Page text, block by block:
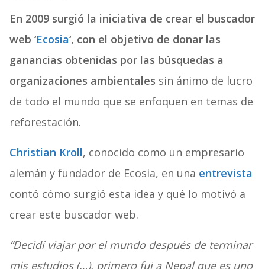
En 2009 surgió la iniciativa de crear el buscador
web ‘Ecosia‘, con el objetivo de donar las
ganancias obtenidas por las búsquedas a
organizaciones ambientales sin ánimo de lucro
de todo el mundo que se enfoquen en temas de
reforestación.
Christian Kroll, conocido como un empresario
alemán y fundador de Ecosia, en una entrevista
contó cómo surgió esta idea y qué lo motivó a
crear este buscador web.
“Decidí viajar por el mundo después de terminar
mis estudios (…), primero fui a Nepal que es uno